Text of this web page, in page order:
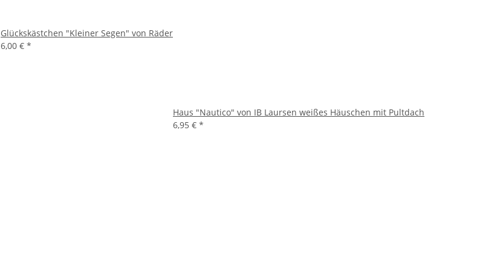
Glückskästchen "Kleiner Segen" von Räder
6,00 € *
Haus "Nautico" von IB Laursen weißes Häuschen mit Pultdach
6,95 € *